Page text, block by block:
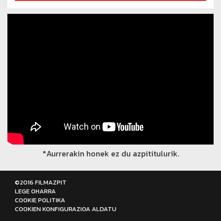
*Aurrerakin honek ez du azpititulurik.
©2016 FILMAZPIT
LEGE OHARRA
COOKIE POLITIKA
COOKIEN KONFIGURAZIOA ALDATU